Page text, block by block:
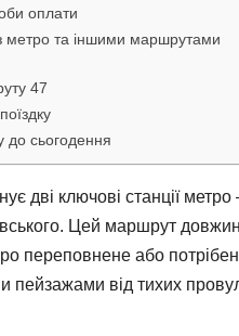
оплати
з метро та іншими маршрутами
47
до сьогодення
дві ключові станції
Цей маршрут
переповнене або
від тихих